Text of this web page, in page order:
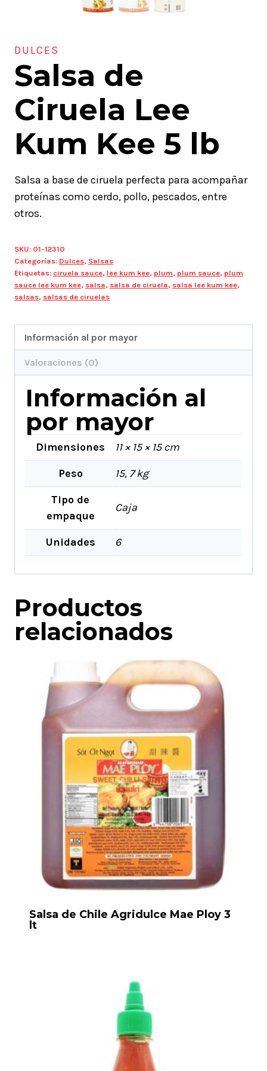
DULCES
Salsa de
Ciruela Lee
Kum Kee 5 lb
Salsa a base de ciruela perfecta para acompañar
proteínas como cerdo, pollo, pescados, entre
otros.
SKU: 01-12310
Categorías: Dulces, Salsas
Etiquetas: ciruela sauce, lee kum kee, plum, plum sauce, plum
sauce lee kum kee, salsa, salsa de ciruela, salsa lee kum kee,
salsas, salsas de ciruelas
Información al por mayor
Valoraciones (0)
Información al
por mayor
Dimensiones
11 × 15 × 15 cm
Peso
15, 7 kg
Tipo de
empaque
Caja
Unidades 6
Productos
relacionados
Salsa de Chile Agridulce Mae Ploy 3
lt